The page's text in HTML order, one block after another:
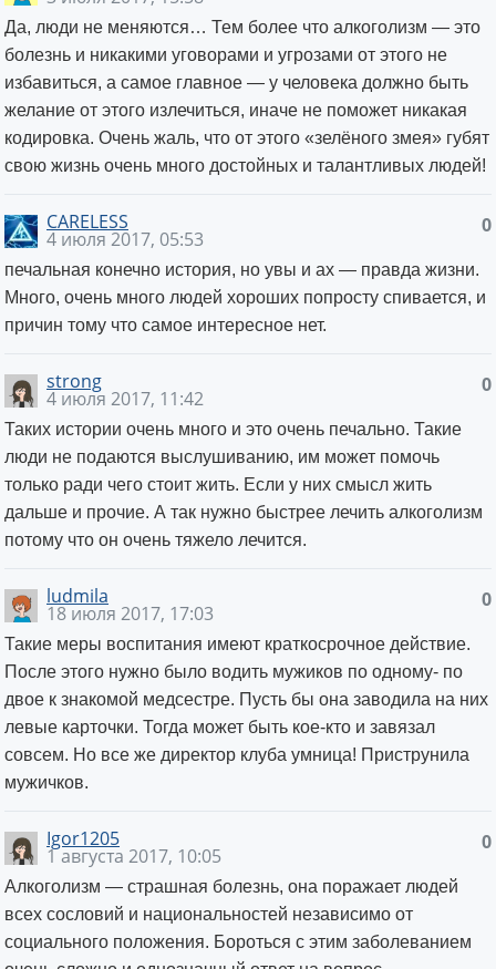
Да, люди не меняются… Тем более что алкоголизм — это
болезнь и никакими уговорами и угрозами от этого не
избавиться, а самое главное — у человека должно быть
желание от этого излечиться, иначе не поможет никакая
кодировка. Очень жаль, что от этого «зелёного змея» губят
свою жизнь очень много достойных и талантливых людей!
0
CARELESS
4 июля 2017, 05:53
печальная конечно история, но увы и ах — правда жизни.
Много, очень много людей хороших попросту спивается, и
причин тому что самое интересное нет.
0
strong
4 июля 2017, 11:42
Таких истории очень много и это очень печально. Такие
люди не подаются выслушиванию, им может помочь
только ради чего стоит жить. Если у них смысл жить
дальше и прочие. А так нужно быстрее лечить алкоголизм
потому что он очень тяжело лечится.
0
ludmila
18 июля 2017, 17:03
Такие меры воспитания имеют краткосрочное действие.
После этого нужно было водить мужиков по одному- по
двое к знакомой медсестре. Пусть бы она заводила на них
левые карточки. Тогда может быть кое-кто и завязал
совсем. Но все же директор клуба умница! Приструнила
мужичков.
0
Igor1205
1 августа 2017, 10:05
Алкоголизм — страшная болезнь, она поражает людей
всех сословий и национальностей независимо от
социального положения. Бороться с этим заболеванием